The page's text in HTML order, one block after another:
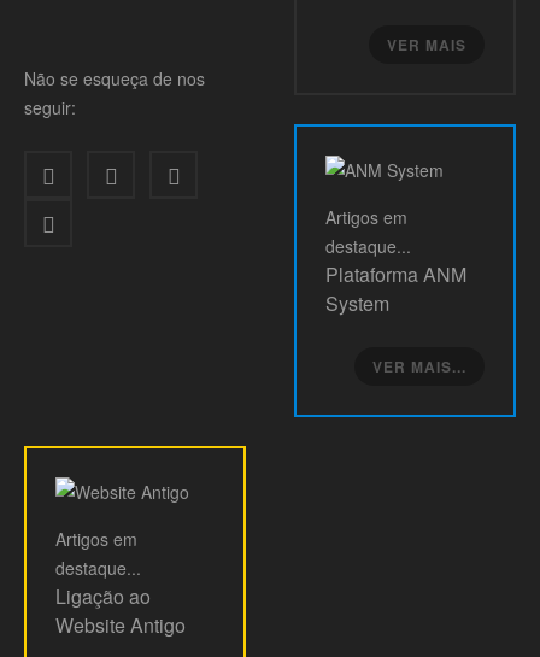
Não se esqueça de nos
seguir:
VER MAIS
Artigos em
destaque...
Plataforma ANM
System
VER MAIS...
Artigos em
destaque...
Ligação ao
Website Antigo